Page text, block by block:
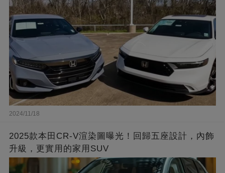
2024/11/18
2025款本田CR-V渲染圖曝光！回歸五座設計，內飾
升級，更實用的家用SUV